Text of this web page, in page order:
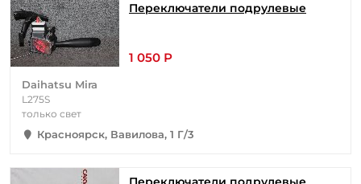
Переключатели подрулевые
1 050 Р
Daihatsu Mira
L275S
только свет
Красноярск, Вавилова, 1 Г/3